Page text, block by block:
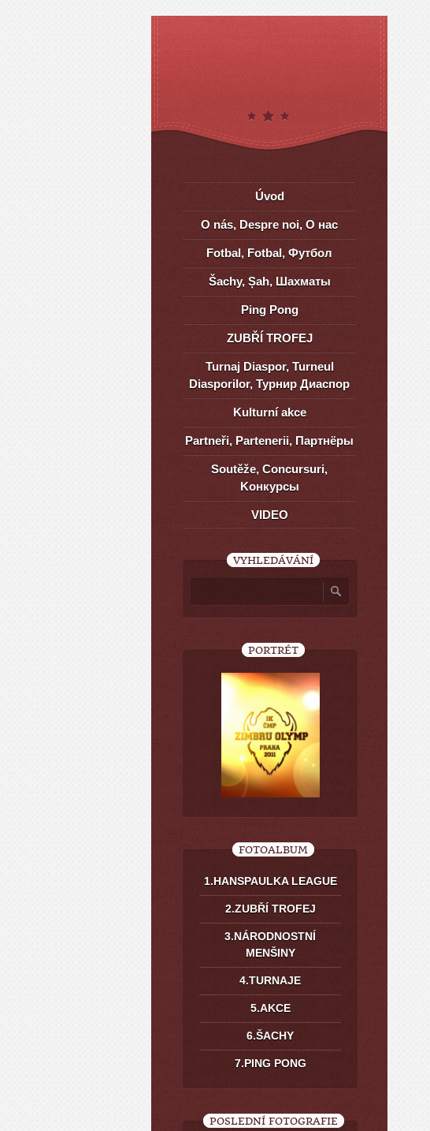
Úvod
O nás, Despre noi, О нас
Fotbal, Fotbal, Футбол
Šachy, Șah, Шахматы
Ping Pong
ZUBŘÍ TROFEJ
Turnaj Diaspor, Turneul
Diasporilor, Турнир Диаспор
Kulturní akce
Partneři, Partenerii, Партнёры
Soutěže, Concursuri,
Kонкурсы
VIDEO
VYHLEDÁVÁNÍ
PORTRÉT
FOTOALBUM
1.HANSPAULKA LEAGUE
2.ZUBŘÍ TROFEJ
3.NÁRODNOSTNÍ
MENŠINY
4.TURNAJE
5.AKCE
6.ŠACHY
7.PING PONG
POSLEDNÍ FOTOGRAFIE